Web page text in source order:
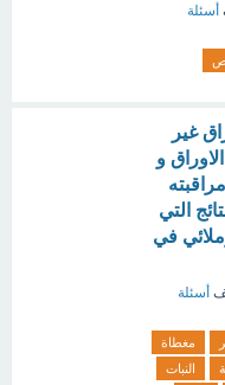
أسئلة
غير
و
التي
في
أسئلة
مغطاة
النبات